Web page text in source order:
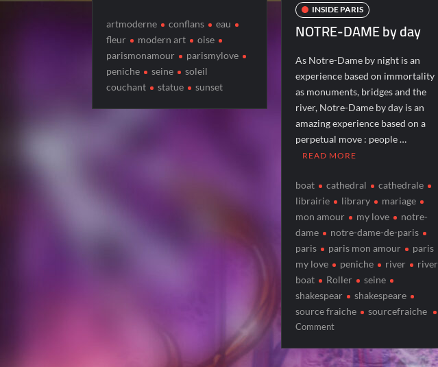
artmoderne conflans
eau
fleur
modern art
oise
parismonamour
parismylove
peniche
seine
soleil
couchant
statue sunset
INSIDE PARIS
NOTRE-DAME by day
As Notre-Dame by night is an
experience based on immortality
as monuments, bridges and the
river, Notre-Dame by day is an
amazing experience based on a
perpetual move : people …
READ MORE
boat cathedral
cathedrale
librairie
library
mariage
mon amour
my love
notre-
dame
notre-dame-de-paris
paris
paris mon amour
paris
my love
peniche river
river
boat
Roller
seine
shakespear
shakespeare
source fraiche
sourcefraiche
Commenton
DAME